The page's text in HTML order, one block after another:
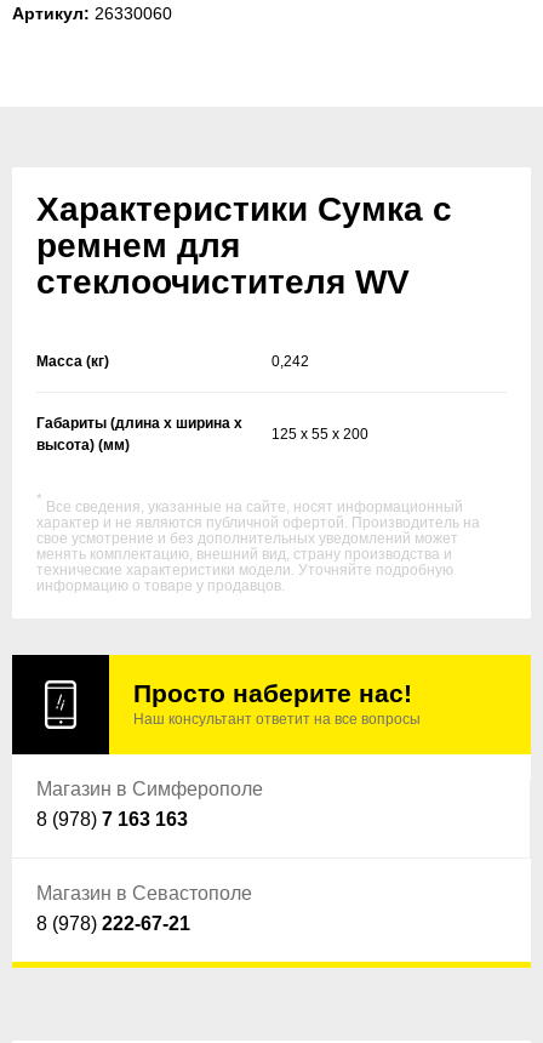
Артикул: 26330060
Характеристики Сумка с
ремнем для
стеклоочистителя WV
Масса (кг) 0,242
Габариты (длина х ширина х
высота) (мм)
125 x 55 x 200
* Все сведения, указанные на сайте, носят информационный
характер и не являются публичной офертой. Производитель на
свое усмотрение и без дополнительных уведомлений может
менять комплектацию, внешний вид, страну производства и
технические характеристики модели. Уточняйте подробную
информацию о товаре у продавцов.
Просто наберите нас!
Наш консультант ответит на все вопросы
Магазин в Симферополе
8 (978) 7 163 163
Магазин в Севастополе
8 (978) 222-67-21